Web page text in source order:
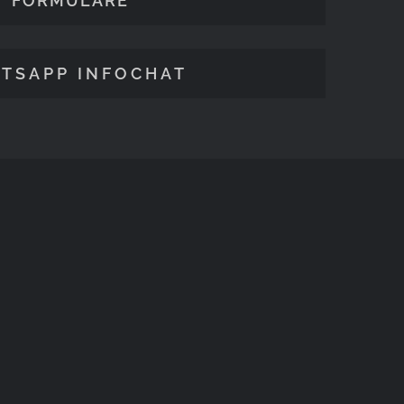
INFOCHAT